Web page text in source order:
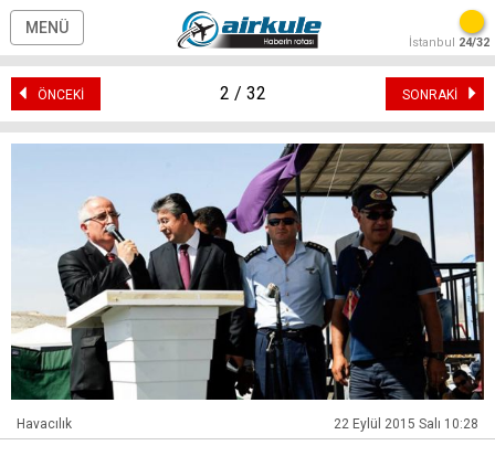
MENÜ
İstanbul 24/32
ÖNCEKİ SONRAKİ
2 / 32
Havacılık 22 Eylül 2015 Salı 10:28